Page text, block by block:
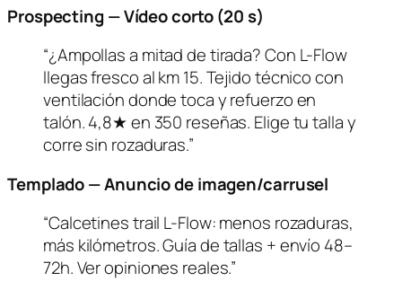
Prospecting — Vídeo corto (20 s)
“¿Ampollas a mitad de tirada? Con L-Flow
llegas fresco al km 15. Tejido técnico con
ventilación donde toca y refuerzo en
talón. 4,8★ en 350 reseñas. Elige tu talla y
corre sin rozaduras.”
Templado — Anuncio de imagen/carrusel
“Calcetines trail L-Flow: menos rozaduras,
más kilómetros. Guía de tallas + envío 48–
72h. Ver opiniones reales.”